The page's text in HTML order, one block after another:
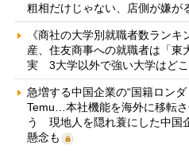
粗相だけじゃない、店側が嫌が
《商社の大学別就職者数ラン
産、住友商事への就職者は「東
実 3大学以外で強い大学はど
急増する中国企業の“国籍ロン
Temu…本社機能を海外に移転
う 現地人を隠れ蓑にした中国
懸念も